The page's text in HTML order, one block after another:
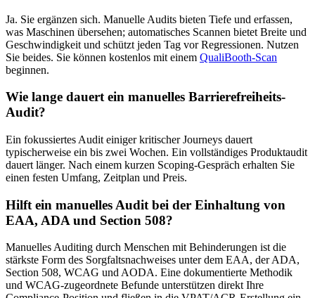
Ja. Sie ergänzen sich. Manuelle Audits bieten Tiefe und erfassen,
was Maschinen übersehen; automatisches Scannen bietet Breite und
Geschwindigkeit und schützt jeden Tag vor Regressionen. Nutzen
Sie beides. Sie können kostenlos mit einem QualiBooth-Scan
beginnen.
Wie lange dauert ein manuelles Barrierefreiheits-
Audit?
Ein fokussiertes Audit einiger kritischer Journeys dauert
typischerweise ein bis zwei Wochen. Ein vollständiges Produktaudit
dauert länger. Nach einem kurzen Scoping-Gespräch erhalten Sie
einen festen Umfang, Zeitplan und Preis.
Hilft ein manuelles Audit bei der Einhaltung von
EAA, ADA und Section 508?
Manuelles Auditing durch Menschen mit Behinderungen ist die
stärkste Form des Sorgfaltsnachweises unter dem EAA, der ADA,
Section 508, WCAG und AODA. Eine dokumentierte Methodik
und WCAG-zugeordnete Befunde unterstützen direkt Ihre